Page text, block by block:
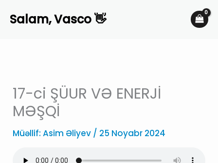
Salam, Vasco 👋
17-ci ŞÜUR VƏ ENERJİ
MƏŞQİ
Müəllif:Asim Əliyev / 25 Noyabr 2024